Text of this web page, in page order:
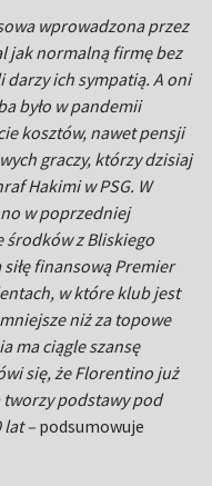
wprowadzona przez
jak normalną firmę bez
darzy ich sympatią. A oni
było w pandemii
kosztów, nawet pensji
graczy, którzy dzisiaj
Hakimi w PSG. W
w poprzedniej
środków z Bliskiego
finansową Premier
w które klub jest
niż za topowe
ma ciągle szansę
się, że Florentino już
tworzy podstawy pod
lat – podsumowuje